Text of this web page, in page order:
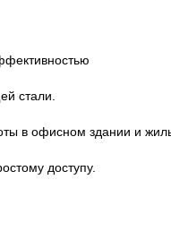
стали.
в офисном здании и
доступу.